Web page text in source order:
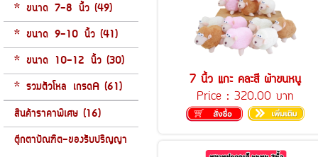
* ขนาด 7-8 นิ้ว (49)
* ขนาด 9-10 นิ้ว (41)
* ขนาด 10-12 นิ้ว (30)
* รวมตัวโหล เกรดA (61)
สินค้าราคาพิเศษ (16)
ตุ๊กตาบัณฑิต-ของรับปริญญา
7 นิ้ว แกะ คละสี ผ้าขนหนู
Price : 320.00 บาท